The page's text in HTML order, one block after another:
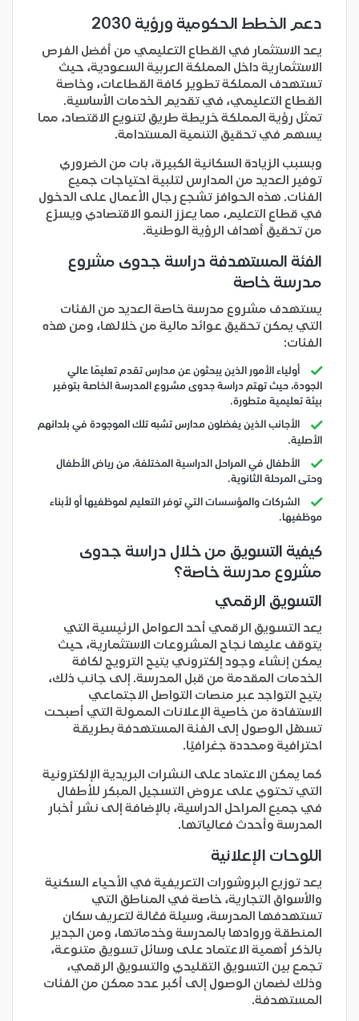
دعم الخطط الحكومية ورؤية 2030
يعد الاستثمار في القطاع التعليمي من أفضل الفرص
الاستثمارية داخل المملكة العربية السعودية، حيث
تستهدف المملكة تطوير كافة القطاعات، وخاصة
القطاع التعليمي، في تقديم الخدمات الأساسية.
تمثل رؤية المملكة خريطة طريق لتنويع الاقتصاد، مما
يسهم في تحقيق التنمية المستدامة.
وبسبب الزيادة السكانية الكبيرة، بات من الضروري
توفير العديد من المدارس لتلبية احتياجات جميع
الفئات. هذه الحوافز تشجع رجال الأعمال على الدخول
في قطاع التعليم، مما يعزز النمو الاقتصادي ويسرّع
من تحقيق أهداف الرؤية الوطنية.
الفئة المستهدفة دراسة جدوى مشروع
مدرسة خاصة
يستهدف مشروع مدرسة خاصة العديد من الفئات
التي يمكن تحقيق عوائد مالية من خلالها، ومن هذه
الفئات:
أولياء الأمور الذين يبحثون عن مدارس تقدم تعليمًا عالي
الجودة، حيث تهتم دراسة جدوى مشروع المدرسة الخاصة بتوفير
بيئة تعليمية متطورة.
الأجانب الذين يفضلون مدارس تشبه تلك الموجودة في بلدانهم
الأصلية.
الأطفال في المراحل الدراسية المختلفة، من رياض الأطفال
وحتى المرحلة الثانوية.
الشركات والمؤسسات التي توفر التعليم لموظفيها أو لأبناء
موظفيها.
كيفية التسويق من خلال دراسة جدوى
مشروع مدرسة خاصة؟
التسويق الرقمي
يعد التسويق الرقمي أحد العوامل الرئيسية التي
يتوقف عليها نجاح المشروعات الاستثمارية، حيث
يمكن إنشاء وجود إلكتروني يتيح الترويج لكافة
الخدمات المقدمة من قبل المدرسة. إلى جانب ذلك،
يتيح التواجد عبر منصات التواصل الاجتماعي
الاستفادة من خاصية الإعلانات الممولة التي أصبحت
تسهّل الوصول إلى الفئة المستهدفة بطريقة
احترافية ومحددة جغرافيًا.
كما يمكن الاعتماد على النشرات البريدية الإلكترونية
التي تحتوي على عروض التسجيل المبكر للأطفال
في جميع المراحل الدراسية، بالإضافة إلى نشر أخبار
المدرسة وأحدث فعالياتها.
اللوحات الإعلانية
يعد توزيع البروشورات التعريفية في الأحياء السكنية
والأسواق التجارية، خاصة في المناطق التي
تستهدفها المدرسة، وسيلة فعّالة لتعريف سكان
المنطقة وروادها بالمدرسة وخدماتها، ومن الجدير
بالذكر أهمية الاعتماد على وسائل تسويق متنوعة،
تجمع بين التسويق التقليدي والتسويق الرقمي،
وذلك لضمان الوصول إلى أكبر عدد ممكن من الفئات
المستهدفة.